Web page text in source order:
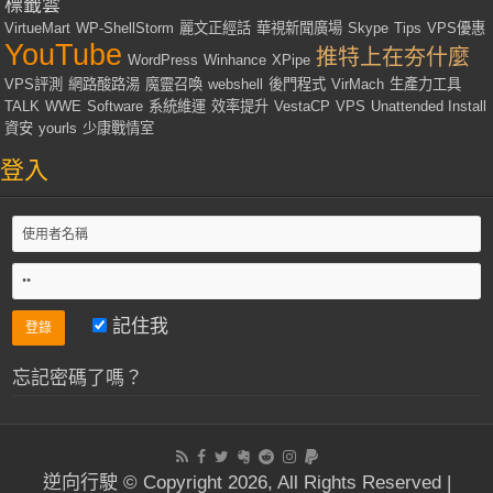
標籤雲
VirtueMart WP-ShellStorm 麗文正經話 華視新聞廣場 Skype Tips VPS優惠
YouTube WordPress Winhance XPipe 推特上在夯什麼
VPS評測 網路酸路湯 魔靈召喚 webshell 後門程式 VirMach 生產力工具
TALK WWE Software 系統維運 效率提升 VestaCP VPS Unattended Install
資安 yourls 少康戰情室
登入
記住我
忘記密碼了嗎？
逆向行駛 © Copyright 2026, All Rights Reserved |